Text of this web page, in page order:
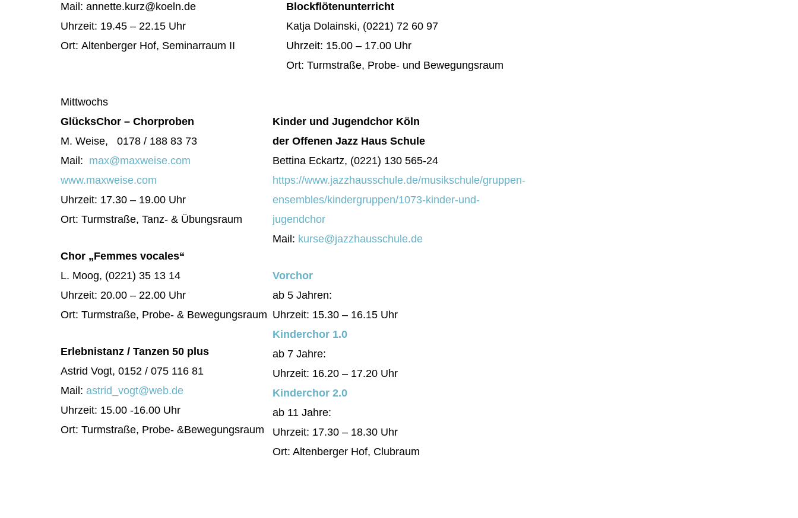
Mail: annette.kurz@koeln.de
Uhrzeit: 19.45 – 22.15 Uhr
Ort: Altenberger Hof, Seminarraum II
Blockflötenunterricht
Katja Dolainski, (0221) 72 60 97
Uhrzeit: 15.00 – 17.00 Uhr
Ort: Turmstraße, Probe- und Bewegungsraum
Mittwochs
GlücksChor – Chorproben
M. Weise, 0178 / 188 83 73
Mail: max@maxweise.com
www.maxweise.com
Uhrzeit: 17.30 – 19.00 Uhr
Ort: Turmstraße, Tanz- & Übungsraum
Chor „Femmes vocales“
L. Moog, (0221) 35 13 14
Uhrzeit: 20.00 – 22.00 Uhr
Ort: Turmstraße, Probe- & Bewegungsraum
Erlebnistanz / Tanzen 50 plus
Astrid Vogt, 0152 / 075 116 81
Mail: astrid_vogt@web.de
Uhrzeit: 15.00 -16.00 Uhr
Ort: Turmstraße, Probe- &Bewegungsraum
Kinder und Jugendchor Köln
der Offenen Jazz Haus Schule
Bettina Eckartz, (0221) 130 565-24
https://www.jazzhausschule.de/musikschule/gruppen-
ensembles/kindergruppen/1073-kinder-und-
jugendchor
Mail: kurse@jazzhausschule.de
Vorchor
ab 5 Jahren:
Uhrzeit: 15.30 – 16.15 Uhr
Kinderchor 1.0
ab 7 Jahre:
Uhrzeit: 16.20 – 17.20 Uhr
Kinderchor 2.0
ab 11 Jahre:
Uhrzeit: 17.30 – 18.30 Uhr
Ort: Altenberger Hof, Clubraum